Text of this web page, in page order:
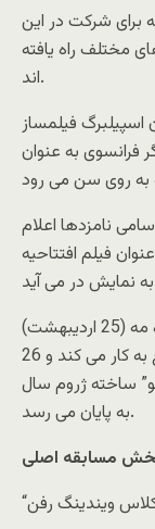
زیر از میان 1858 فیلمی که برای شرکت در این
مختلف راه یافته
اند.
فیلمساز
فرانسوی به عنوان
نامزدها اعلام
فیلم افتتاحیه
شصت و ششمین جشنواره فیلم کن از 15 ماه مه (25 اردیبهشت)
با نمایش “گتسبی بزرگ” اثر باز لورمان شروع به کار می کند و 26
ساخته ژروم سال
به پایان می ‌رسد.
مسابقه اصلی
ویندینگ رفن